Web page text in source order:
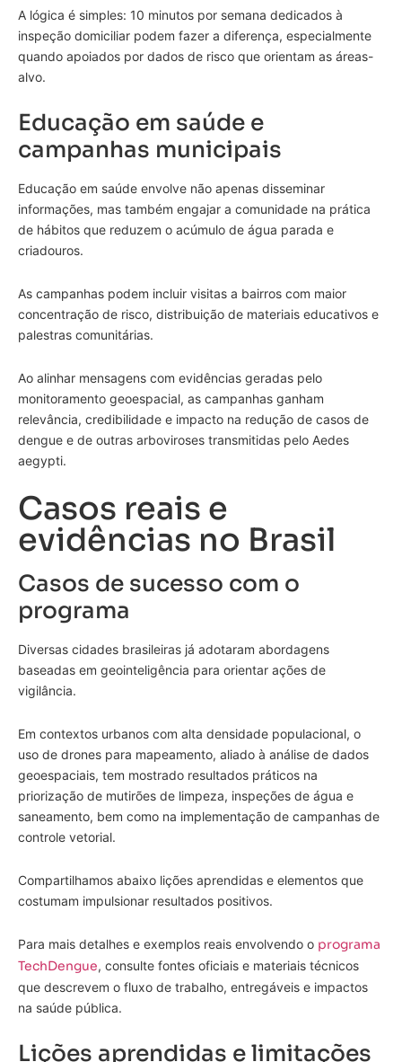
A lógica é simples: 10 minutos por semana dedicados à
inspeção domiciliar podem fazer a diferença, especialmente
quando apoiados por dados de risco que orientam as áreas-
alvo.
Educação em saúde e
campanhas municipais
Educação em saúde envolve não apenas disseminar
informações, mas também engajar a comunidade na prática
de hábitos que reduzem o acúmulo de água parada e
criadouros.
As campanhas podem incluir visitas a bairros com maior
concentração de risco, distribuição de materiais educativos e
palestras comunitárias.
Ao alinhar mensagens com evidências geradas pelo
monitoramento geoespacial, as campanhas ganham
relevância, credibilidade e impacto na redução de casos de
dengue e de outras arboviroses transmitidas pelo Aedes
aegypti.
Casos reais e
evidências no Brasil
Casos de sucesso com o
programa
Diversas cidades brasileiras já adotaram abordagens
baseadas em geointeligência para orientar ações de
vigilância.
Em contextos urbanos com alta densidade populacional, o
uso de drones para mapeamento, aliado à análise de dados
geoespaciais, tem mostrado resultados práticos na
priorização de mutirões de limpeza, inspeções de água e
saneamento, bem como na implementação de campanhas de
controle vetorial.
Compartilhamos abaixo lições aprendidas e elementos que
costumam impulsionar resultados positivos.
Para mais detalhes e exemplos reais envolvendo o programa
TechDengue, consulte fontes oficiais e materiais técnicos
que descrevem o fluxo de trabalho, entregáveis e impactos
na saúde pública.
Lições aprendidas e limitações